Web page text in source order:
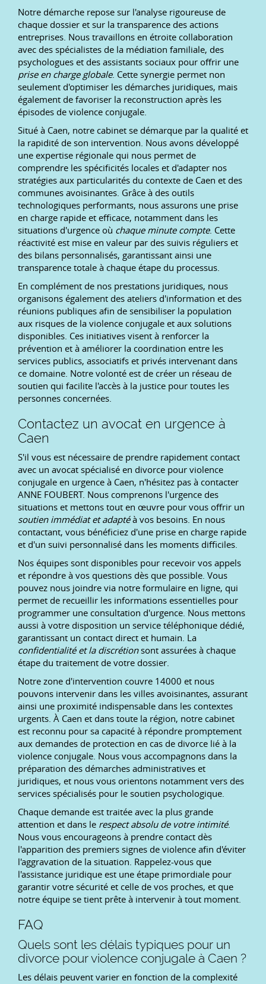
Notre démarche repose sur l'analyse rigoureuse de
chaque dossier et sur la transparence des actions
entreprises. Nous travaillons en étroite collaboration
avec des spécialistes de la médiation familiale, des
psychologues et des assistants sociaux pour offrir une
prise en charge globale. Cette synergie permet non
seulement d'optimiser les démarches juridiques, mais
également de favoriser la reconstruction après les
épisodes de violence conjugale.
Situé à Caen, notre cabinet se démarque par la qualité et
la rapidité de son intervention. Nous avons développé
une expertise régionale qui nous permet de
comprendre les spécificités locales et d'adapter nos
stratégies aux particularités du contexte de Caen et des
communes avoisinantes. Grâce à des outils
technologiques performants, nous assurons une prise
en charge rapide et efficace, notamment dans les
situations d'urgence où chaque minute compte. Cette
réactivité est mise en valeur par des suivis réguliers et
des bilans personnalisés, garantissant ainsi une
transparence totale à chaque étape du processus.
En complément de nos prestations juridiques, nous
organisons également des ateliers d'information et des
réunions publiques afin de sensibiliser la population
aux risques de la violence conjugale et aux solutions
disponibles. Ces initiatives visent à renforcer la
prévention et à améliorer la coordination entre les
services publics, associatifs et privés intervenant dans
ce domaine. Notre volonté est de créer un réseau de
soutien qui facilite l'accès à la justice pour toutes les
personnes concernées.
Contactez un avocat en urgence à
Caen
S'il vous est nécessaire de prendre rapidement contact
avec un avocat spécialisé en divorce pour violence
conjugale en urgence à Caen, n'hésitez pas à contacter
ANNE FOUBERT. Nous comprenons l'urgence des
situations et mettons tout en œuvre pour vous offrir un
soutien immédiat et adaptéà vos besoins. En nous
contactant, vous bénéficiez d'une prise en charge rapide
et d'un suivi personnalisé dans les moments difficiles.
Nos équipes sont disponibles pour recevoir vos appels
et répondre à vos questions dès que possible. Vous
pouvez nous joindre via notre formulaire en ligne, qui
permet de recueillir les informations essentielles pour
programmer une consultation d'urgence. Nous mettons
aussi à votre disposition un service téléphonique dédié,
garantissant un contact direct et humain. La
confidentialité et la discrétionsont assurées à chaque
étape du traitement de votre dossier.
Notre zone d'intervention couvre 14000 et nous
pouvons intervenir dans les villes avoisinantes, assurant
ainsi une proximité indispensable dans les contextes
urgents. À Caen et dans toute la région, notre cabinet
est reconnu pour sa capacité à répondre promptement
aux demandes de protection en cas de divorce lié à la
violence conjugale. Nous vous accompagnons dans la
préparation des démarches administratives et
juridiques, et nous vous orientons notamment vers des
services spécialisés pour le soutien psychologique.
Chaque demande est traitée avec la plus grande
attention et dans le respect absolu de votre intimité.
Nous vous encourageons à prendre contact dès
l'apparition des premiers signes de violence afin d'éviter
l'aggravation de la situation. Rappelez-vous que
l'assistance juridique est une étape primordiale pour
garantir votre sécurité et celle de vos proches, et que
notre équipe se tient prête à intervenir à tout moment.
FAQ
Quels sont les délais typiques pour un
divorce pour violence conjugale à Caen ?
Les délais peuvent varier en fonction de la complexité